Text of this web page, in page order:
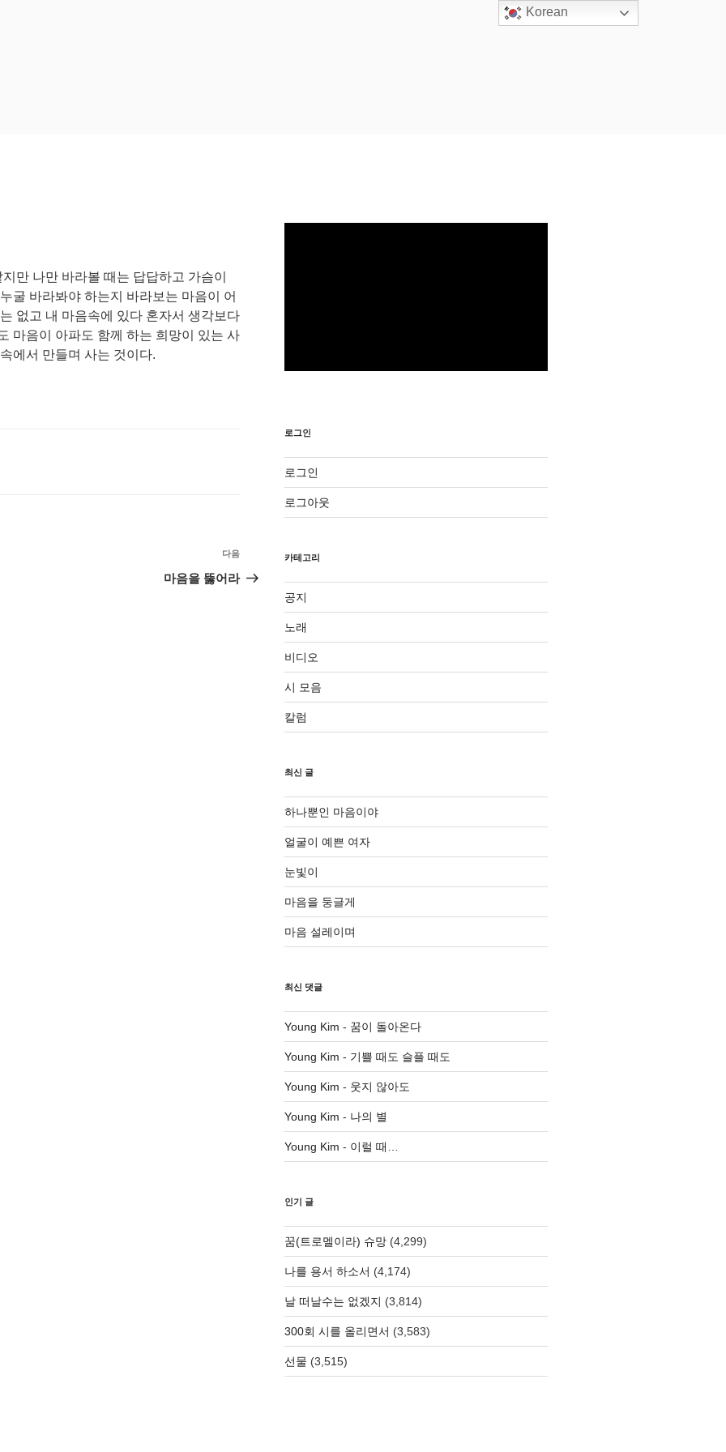
만 나만 바라볼 때는 답답하고 가슴이
굴 바라봐야 하는지 바라보는 마음이 어
없고 내 마음속에 있다 혼자서 생각보다
마음이 아파도 함께 하는 희망이 있는 사
에서 만들며 사는 것이다.
다
음
다음
마음을 뚫어라
로그인
로그인
로그아웃
카테고리
공지
노래
비디오
시 모음
칼럼
최신 글
하나뿐인 마음이야
얼굴이 예쁜 여자
눈빛이
마음을 둥글게
마음 설레이며
최신 댓글
Young Kim - 꿈이 돌아온다
Young Kim - 기쁠 때도 슬플 때도
Young Kim - 웃지 않아도
Young Kim - 나의 별
Young Kim - 이럴 때…
인기 글
꿈(트로멜이라) 슈망 (4,299)
나를 용서 하소서 (4,174)
날 떠날수는 없겠지 (3,814)
300회 시를 올리면서 (3,583)
선물 (3,515)
Korean